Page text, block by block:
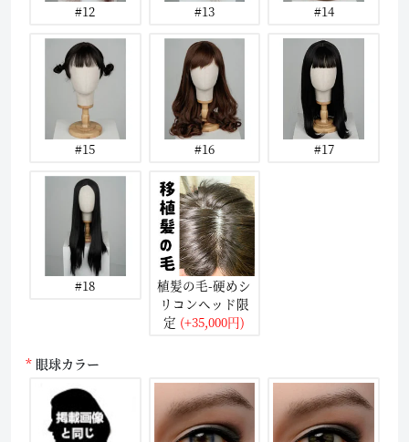
#12 #13 #14
#15 #16 #17
#18
植髪の毛-硬めシ
リコンヘッド限
定 (+35,000円)
眼球カラー